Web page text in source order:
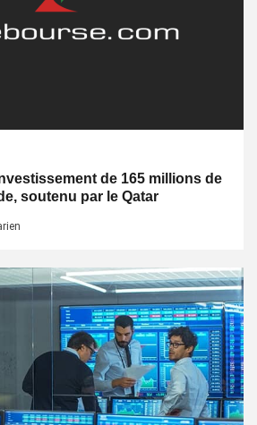
de 165 millions de
soutenu par le Qatar